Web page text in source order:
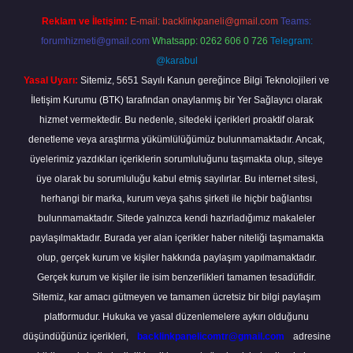
Reklam ve İletişim: E-mail: backlinkpaneli@gmail.com Teams:
forumhizmeti@gmail.com Whatsapp: 0262 606 0 726 Telegram:
@karabul
Yasal Uyarı: Sitemiz, 5651 Sayılı Kanun gereğince Bilgi Teknolojileri ve
İletişim Kurumu (BTK) tarafından onaylanmış bir Yer Sağlayıcı olarak
hizmet vermektedir. Bu nedenle, sitedeki içerikleri proaktif olarak
denetleme veya araştırma yükümlülüğümüz bulunmamaktadır. Ancak,
üyelerimiz yazdıkları içeriklerin sorumluluğunu taşımakta olup, siteye
üye olarak bu sorumluluğu kabul etmiş sayılırlar. Bu internet sitesi,
herhangi bir marka, kurum veya şahıs şirketi ile hiçbir bağlantısı
bulunmamaktadır. Sitede yalnızca kendi hazırladığımız makaleler
paylaşılmaktadır. Burada yer alan içerikler haber niteliği taşımamakta
olup, gerçek kurum ve kişiler hakkında paylaşım yapılmamaktadır.
Gerçek kurum ve kişiler ile isim benzerlikleri tamamen tesadüfidir.
Sitemiz, kar amacı gütmeyen ve tamamen ücretsiz bir bilgi paylaşım
platformudur. Hukuka ve yasal düzenlemelere aykırı olduğunu
düşündüğünüz içerikleri,
backlinkpanelicomtr@gmail.com
adresine